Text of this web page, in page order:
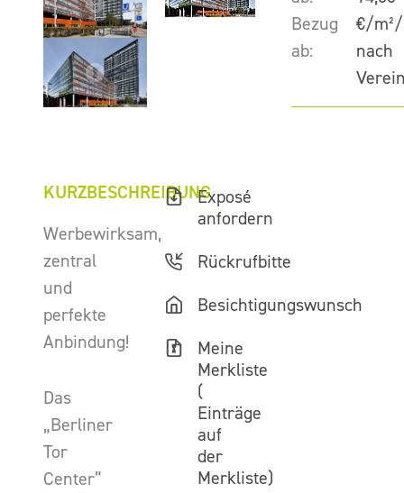
€/
Bezug
ab:
nach
KURZBESCHREIBUNG
Werbewirksam,
zentral
und
perfekte
Anbindung!
Das
„Berliner
Tor
Center”
Exposé
anfordern
Rückrufbitte
Besichtigungswunsch
Meine
Merkliste
(
Einträge
auf
der
Merkliste)